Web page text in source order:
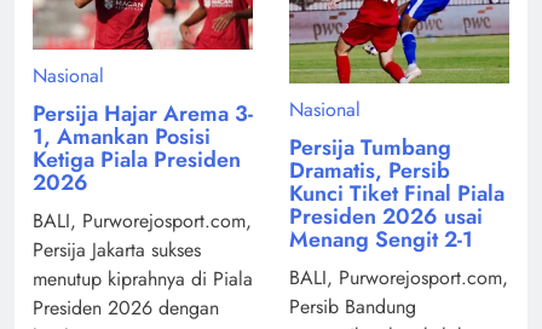
Nasional
Persija Hajar Arema 3-
1, Amankan Posisi
Ketiga Piala Presiden
2026
BALI, Purworejosport.com,
Persija Jakarta sukses
menutup kiprahnya di Piala
Presiden 2026 dengan
Nasional
Persija Tumbang
Dramatis, Persib
Kunci Tiket Final Piala
Presiden 2026 usai
Menang Sengit 2-1
BALI, Purworejosport.com,
Persib Bandung